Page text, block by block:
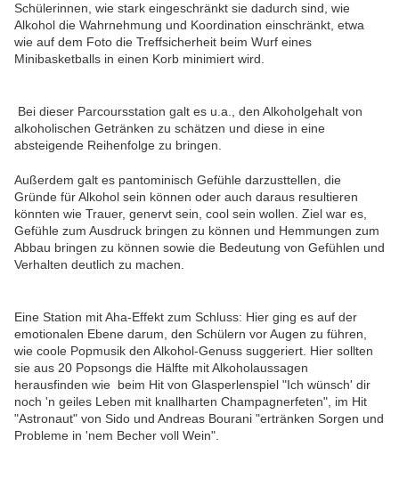
Schülerinnen, wie stark eingeschränkt sie dadurch sind, wie
Alkohol die Wahrnehmung und Koordination einschränkt, etwa
wie auf dem Foto die Treffsicherheit beim Wurf eines
Minibasketballs in einen Korb minimiert wird.
Bei dieser Parcoursstation galt es u.a., den Alkoholgehalt von
alkoholischen Getränken zu schätzen und diese in eine
absteigende Reihenfolge zu bringen.
Außerdem galt es pantominisch Gefühle darzusttellen, die
Gründe für Alkohol sein können oder auch daraus resultieren
könnten wie Trauer, genervt sein, cool sein wollen. Ziel war es,
Gefühle zum Ausdruck bringen zu können und Hemmungen zum
Abbau bringen zu können sowie die Bedeutung von Gefühlen und
Verhalten deutlich zu machen.
Eine Station mit Aha-Effekt zum Schluss: Hier ging es auf der
emotionalen Ebene darum, den Schülern vor Augen zu führen,
wie coole Popmusik den Alkohol-Genuss suggeriert. Hier sollten
sie aus 20 Popsongs die Hälfte mit Alkoholaussagen
herausfinden wie beim Hit von Glasperlenspiel "Ich wünsch' dir
noch 'n geiles Leben mit knallharten Champagnerfeten", im Hit
"Astronaut" von Sido und Andreas Bourani "ertränken Sorgen und
Probleme in 'nem Becher voll Wein".